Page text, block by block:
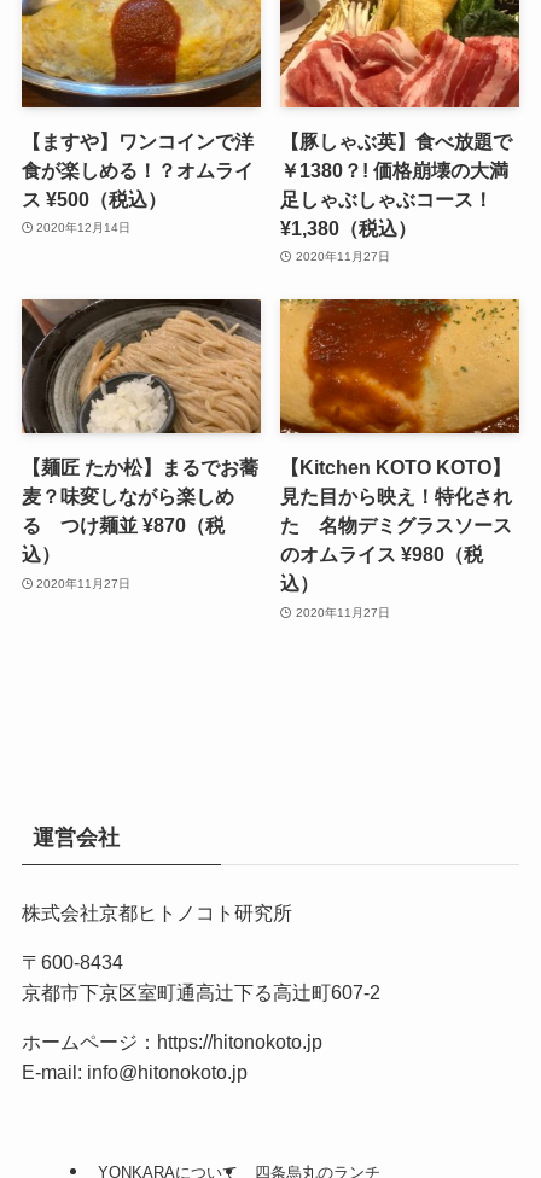
【ますや】ワンコインで洋
食が楽しめる！？オムライ
ス ¥500（税込）
2020年12月14日
【豚しゃぶ英】食べ放題で
￥1380？! 価格崩壊の大満
足しゃぶしゃぶコース！
¥1,380（税込）
2020年11月27日
【麺匠 たか松】まるでお蕎
麦？味変しながら楽しめ
る つけ麺並 ¥870（税
込）
2020年11月27日
【Kitchen KOTO KOTO】
見た目から映え！特化され
た 名物デミグラスソース
のオムライス ¥980（税
込）
2020年11月27日
運営会社
株式会社京都ヒトノコト研究所
〒600-8434
京都市下京区室町通高辻下る高辻町607-2
ホームページ： https://hitonokoto.jp
E-mail: info@hitonokoto.jp
YONKARAについて 四条烏丸のランチ